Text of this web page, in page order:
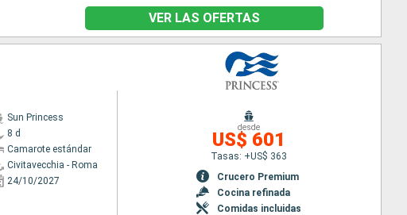
VER LAS OFERTAS
Sun Princess
8 d
Camarote estándar
Civitavecchia - Roma
24/10/2027
desde
US$ 601
Tasas: +US$ 363
Crucero Premium
Cocina refinada
Comidas incluidas